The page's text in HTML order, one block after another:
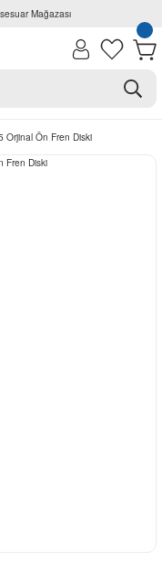
Mağazası
Orjinal Ön Fren Diski